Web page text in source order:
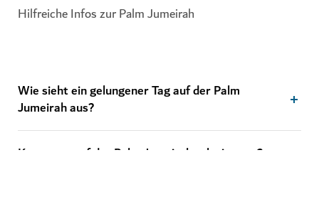
Hilfreiche Infos zur Palm Jumeirah
Wie sieht ein gelungener Tag auf der Palm
Jumeirah aus?
Kann man auf der Palm Jumeirah schwimmen?